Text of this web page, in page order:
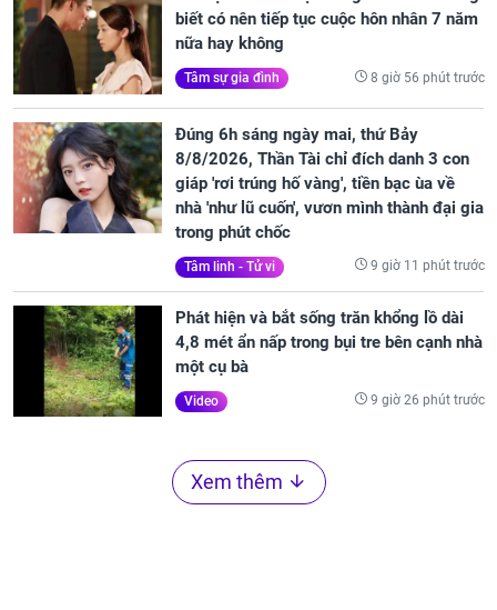
biết có nên tiếp tục cuộc hôn nhân 7 năm
nữa hay không
Tâm sự gia đình 8 giờ 56 phút trước
Đúng 6h sáng ngày mai, thứ Bảy
8/8/2026, Thần Tài chỉ đích danh 3 con
giáp 'rơi trúng hố vàng', tiền bạc ùa về
nhà 'như lũ cuốn', vươn mình thành đại gia
trong phút chốc
Tâm linh - Tử vi 9 giờ 11 phút trước
Phát hiện và bắt sống trăn khổng lồ dài
4,8 mét ẩn nấp trong bụi tre bên cạnh nhà
một cụ bà
Video 9 giờ 26 phút trước
Xem thêm